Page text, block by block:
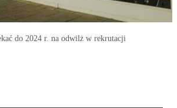
do 2024 r. na odwilż w rekrutacji